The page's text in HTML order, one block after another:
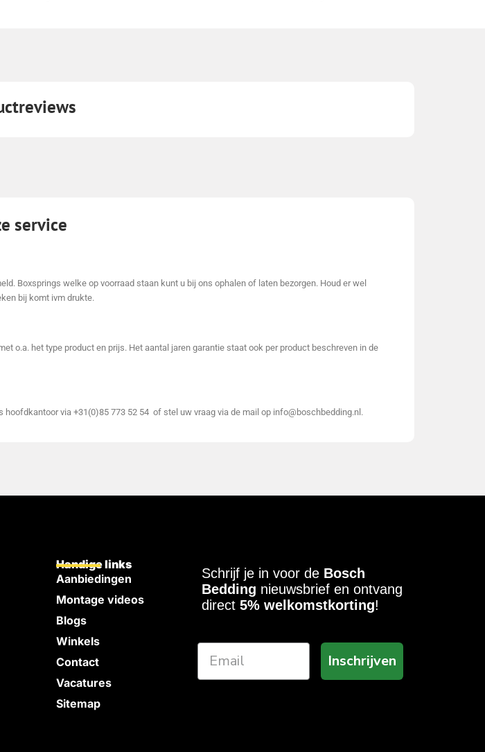
service
Boxsprings welke op voorraad staan kunt u bij ons ophalen of laten bezorgen. Houd er wel
bij komt ivm drukte.
o.a. het type product en prijs. Het aantal jaren garantie staat ook per product beschreven in de
via +31(0)85 773 52 54 of stel uw vraag via de mail op info@boschbedding.nl.
Handige links
Aanbiedingen
Montage videos
Blogs
Winkels
Contact
Vacatures
Sitemap
Schrijf je in voor de Bosch
Bedding nieuwsbrief en ontvang
direct 5% welkomstkorting!
Inschrijven